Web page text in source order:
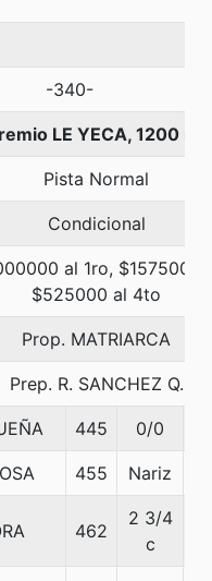
-340-
LE YECA, 1200
Pista Normal
Condicional
al 1ro,
$525000 al 4to
Prop. MATRIARCA
Prep. R. SANCHEZ Q.
445 0/0
455 Nariz
462
2 3/4
c